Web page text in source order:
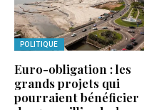
POLITIQUE
Euro-obligation : les
grands projets qui
pourraient bénéficier